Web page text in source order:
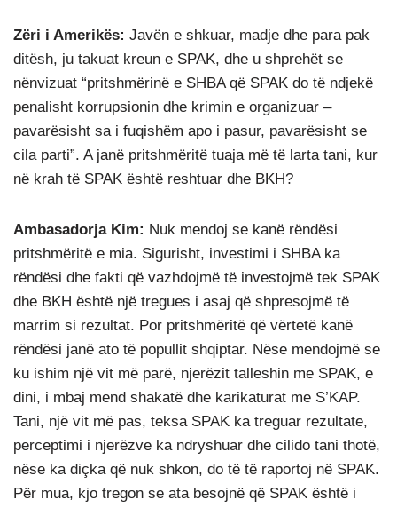
Zëri i Amerikës: Javën e shkuar, madje dhe para pak
ditësh, ju takuat kreun e SPAK, dhe u shprehët se
nënvizuat “pritshmërinë e SHBA që SPAK do të ndjekë
penalisht korrupsionin dhe krimin e organizuar –
pavarësisht sa i fuqishëm apo i pasur, pavarësisht se
cila parti”. A janë pritshmëritë tuaja më të larta tani, kur
në krah të SPAK është reshtuar dhe BKH?
Ambasadorja Kim: Nuk mendoj se kanë rëndësi
pritshmëritë e mia. Sigurisht, investimi i SHBA ka
rëndësi dhe fakti që vazhdojmë të investojmë tek SPAK
dhe BKH është një tregues i asaj që shpresojmë të
marrim si rezultat. Por pritshmëritë që vërtetë kanë
rëndësi janë ato të popullit shqiptar. Nëse mendojmë se
ku ishim një vit më parë, njerëzit talleshin me SPAK, e
dini, i mbaj mend shakatë dhe karikaturat me S’KAP.
Tani, një vit më pas, teksa SPAK ka treguar rezultate,
perceptimi i njerëzve ka ndryshuar dhe cilido tani thotë,
nëse ka diçka që nuk shkon, do të të raportoj në SPAK.
Për mua, kjo tregon se ata besojnë që SPAK është i